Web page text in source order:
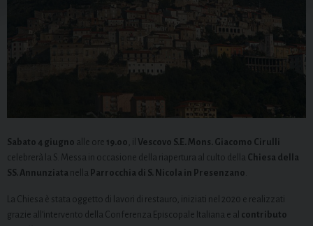
Sabato 4 giugno alle ore 19.00 , il Vescovo S.E. Mons. Giacomo Cirulli
celebrerà la S. Messa in occasione della riapertura al culto della Chiesa della
SS. Annunziata nella Parrocchia di S. Nicola in Presenzano
La Chiesa è stata oggetto di lavori di restauro, iniziati nel 2020 e realizzati
grazie all’intervento della Conferenza Episcopale Italiana e al contributo